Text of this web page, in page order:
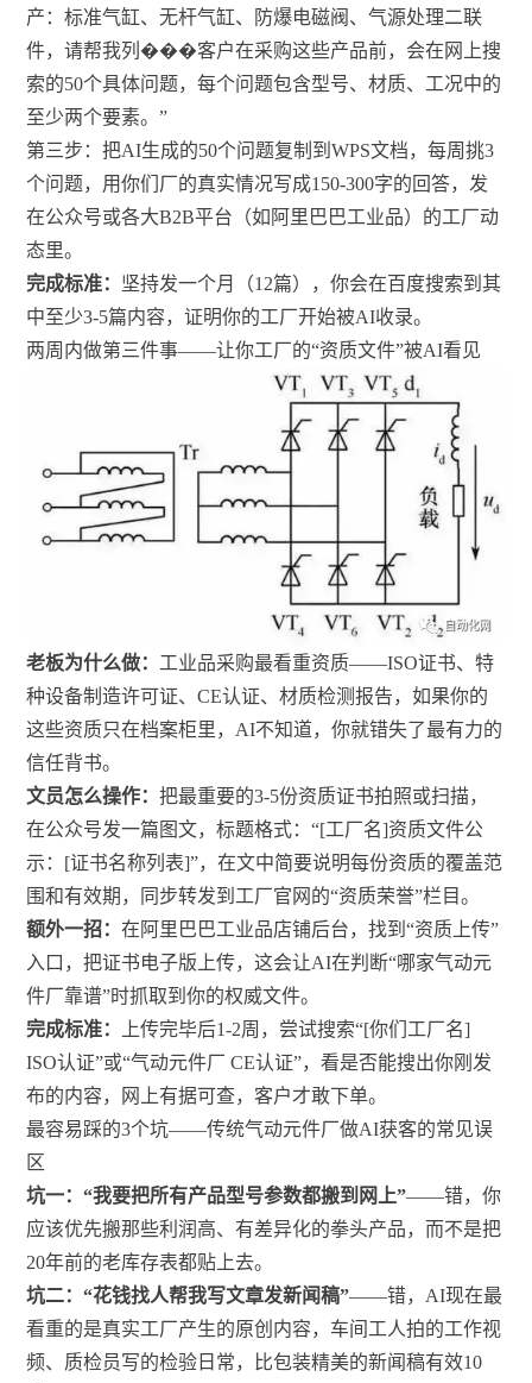
产：标准气缸、无杆气缸、防爆电磁阀、气源处理二联
件，请帮我列���客户在采购这些产品前，会在网上搜
索的50个具体问题，每个问题包含型号、材质、工况中的
至少两个要素。”
第三步：把AI生成的50个问题复制到WPS文档，每周挑3
个问题，用你们厂的真实情况写成150-300字的回答，发
在公众号或各大B2B平台（如阿里巴巴工业品）的工厂动
态里。
完成标准： 坚持发一个月（12篇），你会在百度搜索到其
中至少3-5篇内容，证明你的工厂开始被AI收录。
两周内做第三件事——让你工厂的“资质文件”被AI看见
老板为什么做： 工业品采购最看重资质——ISO证书、特
种设备制造许可证、CE认证、材质检测报告，如果你的
这些资质只在档案柜里，AI不知道，你就错失了最有力的
信任背书。
文员怎么操作：把最重要的3-5份资质证书拍照或扫描，
在公众号发一篇图文，标题格式：“[工厂名]资质文件公
示：[证书名称列表]”，在文中简要说明每份资质的覆盖范
围和有效期，同步转发到工厂官网的“资质荣誉”栏目。
额外一招：在阿里巴巴工业品店铺后台，找到“资质上传”
入口，把证书电子版上传，这会让AI在判断“哪家气动元
件厂靠谱”时抓取到你的权威文件。
完成标准：
上传完毕后1-2周，尝试搜索“[你们工厂名]
ISO认证”或“气动元件厂 CE认证”，看是否能搜出你刚发
布的内容，网上有据可查，客户才敢下单。
最容易踩的3个坑——传统气动元件厂做AI获客的常见误
区
坑一：“我要把所有产品型号参数都搬到网上”——错，你
应该优先搬那些利润高、有差异化的拳头产品，而不是把
20年前的老库存表都贴上去。
坑二：“花钱找人帮我写文章发新闻稿”——错，AI现在最
看重的是真实工厂产生的原创内容，车间工人拍的工作视
频、质检员写的检验日常，比包装精美的新闻稿有效10